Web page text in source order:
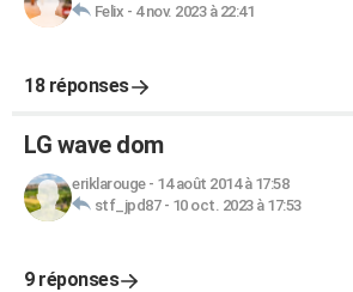
Felix - 4 nov. 2023 à 22:41
18 réponses
LG wave dom
eriklarouge- 14 août 2014 à 17:58
stf_jpd87- 10 oct. 2023 à 17:53
9 réponses